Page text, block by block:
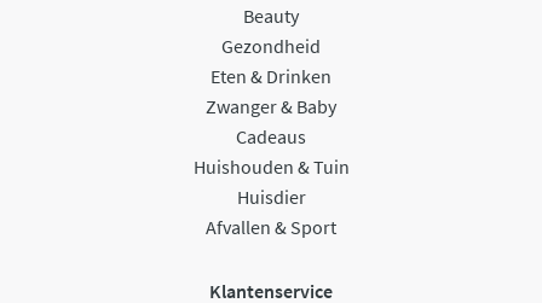
Beauty
Gezondheid
Eten & Drinken
Zwanger & Baby
Cadeaus
Huishouden & Tuin
Huisdier
Afvallen & Sport
Klantenservice